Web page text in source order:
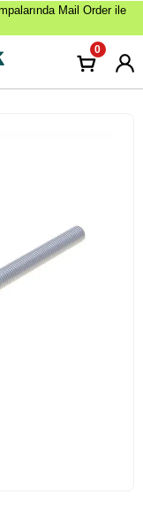
Mail Order ile
0